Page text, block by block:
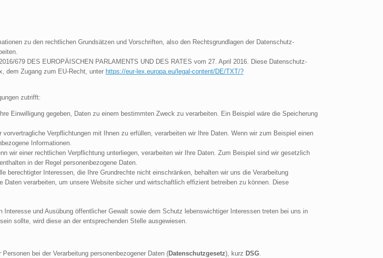
zu den rechtlichen Grundsätzen und Vorschriften, also den Rechtsgrundlagen der Datenschutz-
679 DES EUROPÄISCHEN PARLAMENTS UND DES RATES vom 27. April 2016. Diese Datenschutz-
dem Zugang zum EU-Recht, unter https://eur-lex.europa.eu/legal-content/DE/TXT/?
zutrifft:
Einwilligung gegeben, Daten zu einem bestimmten Zweck zu verarbeiten. Ein Beispiel wäre die Speicherung
Verpflichtungen mit Ihnen zu erfüllen, verarbeiten wir Ihre Daten. Wenn wir zum Beispiel einen
Informationen.
wir einer rechtlichen Verpflichtung unterliegen, verarbeiten wir Ihre Daten. Zum Beispiel sind wir gesetzlich
in der Regel personenbezogene Daten.
berechtigter Interessen, die Ihre Grundrechte nicht einschränken, behalten wir uns die Verarbeitung
Daten verarbeiten, um unsere Website sicher und wirtschaftlich effizient betreiben zu können. Diese
und Ausübung öffentlicher Gewalt sowie dem Schutz lebenswichtiger Interessen treten bei uns in
sollte, wird diese an der entsprechenden Stelle ausgewiesen.
bei der Verarbeitung personenbezogener Daten (Datenschutzgesetz), kurz DSG.